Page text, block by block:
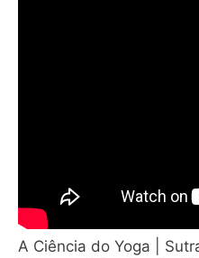
A Ciência do Yoga |